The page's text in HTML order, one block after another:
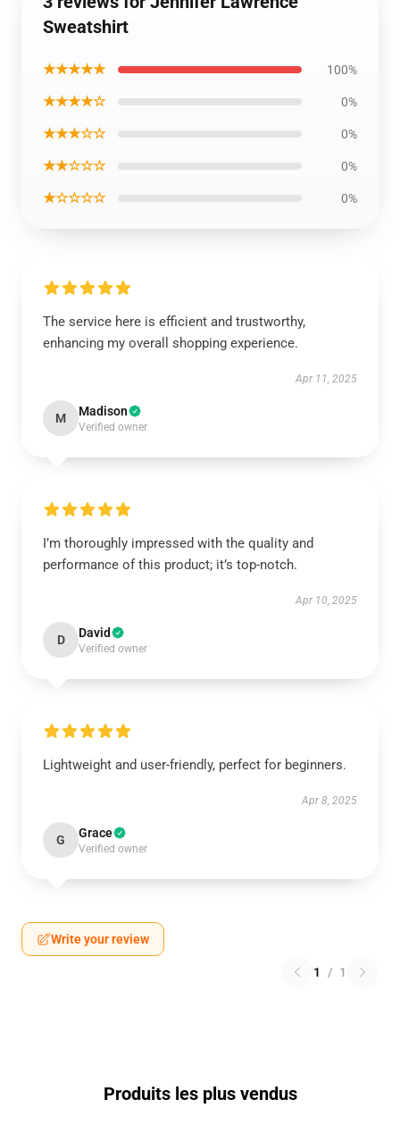
Sweatshirt
★★★★★ 100%
★★★★☆ 0%
★★★☆☆ 0%
★★☆☆☆ 0%
★☆☆☆☆ 0%
The service here is efficient and trustworthy,
enhancing my overall shopping experience.
Apr 11, 2025
M Madison
Verified owner
I’m thoroughly impressed with the quality and
performance of this product; it’s top-notch.
Apr 10, 2025
D David
Verified owner
Lightweight and user-friendly, perfect for beginners.
Apr 8, 2025
G Grace
Verified owner
Write your review
1 / 1
Produits les plus vendus